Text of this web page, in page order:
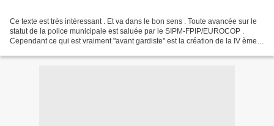
Ce texte est très intéressant . Et va dans le bon sens . Toute avancée sur le
statut de la police municipale est saluée par le SIPM-FPIP/EUROCOP .
Cependant ce qui est vraiment "avant gardiste" est la création de la IV ème